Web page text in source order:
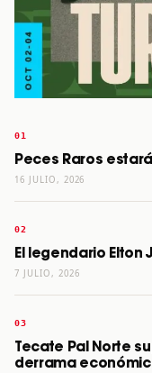
Peces Raros
16 JULIO, 2026
El legendario Elton
7 JULIO, 2026
Tecate Pal Norte
derrama